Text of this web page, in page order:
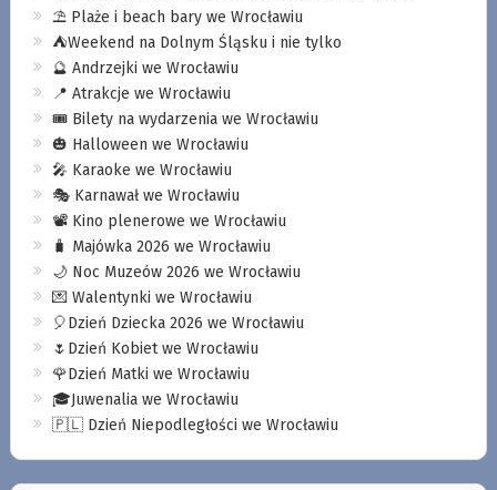
⛱️ Plaże i beach bary we Wrocławiu
⛺️Weekend na Dolnym Śląsku i nie tylko
🔮 Andrzejki we Wrocławiu
📍 Atrakcje we Wrocławiu
🎟️ Bilety na wydarzenia we Wrocławiu
🎃 Halloween we Wrocławiu
🎤 Karaoke we Wrocławiu
🎭 Karnawał we Wrocławiu
📽️ Kino plenerowe we Wrocławiu
🧳 Majówka 2026 we Wrocławiu
🌙 Noc Muzeów 2026 we Wrocławiu
💌 Walentynki we Wrocławiu
🎈Dzień Dziecka 2026 we Wrocławiu
🌷Dzień Kobiet we Wrocławiu
🌹Dzień Matki we Wrocławiu
🎓Juwenalia we Wrocławiu
🇵🇱 Dzień Niepodległości we Wrocławiu